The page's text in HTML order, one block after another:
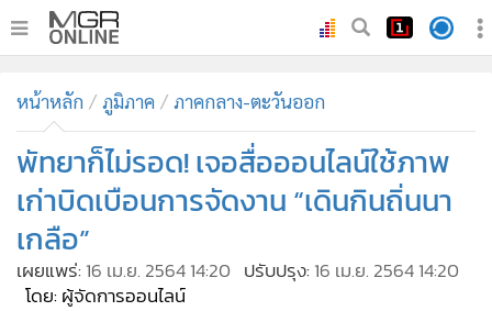
ทันเหตุการณ์
• ภาคใต้
ภูมิภาค
Online Section
• บันเทิง
ผู้จัดการรายวัน
หน้าหลัก ภูมิภาค ภาคกลาง-ตะวันออก
พัทยาก็ไม่รอด! เจอสื่อออนไลน์ใช้ภาพ
เก่าบิดเบือนการจัดงาน “เดินกินถิ่นนา
เกลือ”
เผยแพร่: 16 เม.ย. 2564 14:20 ปรับปรุง: 16 เม.ย. 2564 14:20
โดย: ผู้จัดการออนไลน์